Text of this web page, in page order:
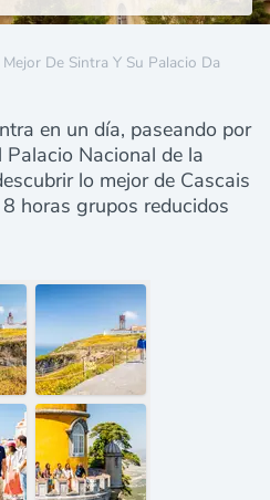
De Sintra Y Su Palacio Da
en un día, paseando por
Nacional de la
lo mejor de Cascais
horas grupos reducidos